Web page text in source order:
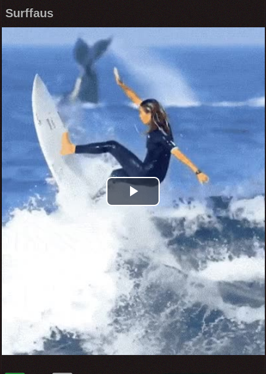
Surffaus
Play
Video